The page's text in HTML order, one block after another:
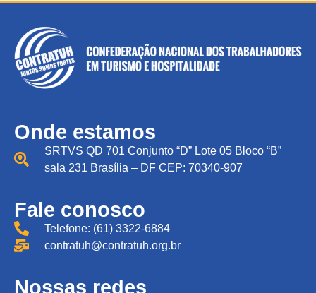
Onde estamos
SRTVS QD 701 Conjunto “D” Lote 05 Bloco “B”
sala 231 Brasília – DF CEP: 70340-907
Fale conosco
Telefone: (61) 3322-6884
contratuh@contratuh.org.br
Nossas redes